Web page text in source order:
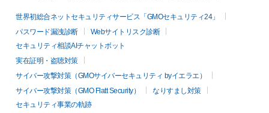
世界初総合ネットセキュリティサービス「GMOセキュリティ24」
パスワード漏洩診断
Webサイトリスク診断
セキュリティ相談AIチャットボット
実在証明・盗聴対策
サイバー攻撃対策（GMOサイバーセキュリティ byイエラエ）
サイバー攻撃対策（GMO Flatt Security）
なりすまし対策
セキュリティ事業の軌跡